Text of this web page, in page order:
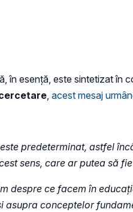
în esență, este sintetizat în
, acest mesaj
predeterminat, astfel
sens, care ar putea să
despre ce facem în
conceptelor